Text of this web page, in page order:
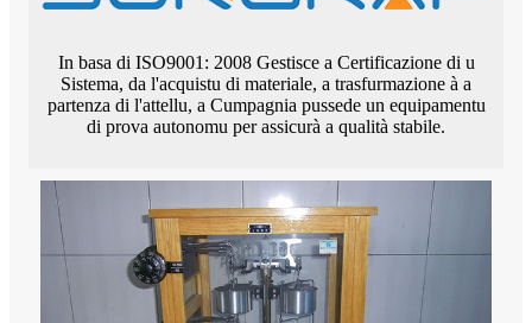
In basa di ISO9001: 2008 Gestisce a Certificazione di u
Sistema, da l'acquistu di materiale, a trasfurmazione à a
partenza di l'attellu, a Cumpagnia pussede un equipamentu
di prova autonomu per assicurà a qualità stabile.